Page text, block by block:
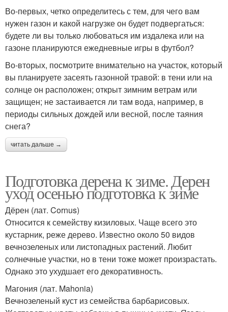
Во-первых, четко определитесь с тем, для чего вам
нужен газон и какой нагрузке он будет подвергаться:
будете ли вы только любоваться им издалека или на
газоне планируются ежедневные игры в футбол?
Во-вторых, посмотрите внимательно на участок, который
вы планируете засеять газонной травой: в тени или на
солнце он расположен; открыт зимним ветрам или
защищен; не застаивается ли там вода, например, в
периоды сильных дождей или весной, после таяния
снега?
читать дальше →
Подготовка дерена к зиме. Дерен
уход осенью подготовка к зиме
Дёрен (лат. Cornus)
Относится к семейству кизиловых. Чаще всего это
кустарник, реже дерево. Известно около 50 видов
вечнозеленых или листопадных растений. Любит
солнечные участки, но в тени тоже может произрастать.
Однако это ухудшает его декоративность.
Магония (лат. Mahonia)
Вечнозеленый куст из семейства барбарисовых.